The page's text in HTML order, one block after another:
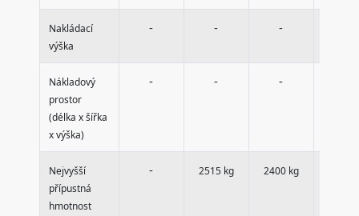
Nakládací
výška
- - -
Nákladový
prostor
(délka x šířka
x výška)
- - -
Nejvyšší
přípustná
hmotnost
- 2515 kg 2400 kg